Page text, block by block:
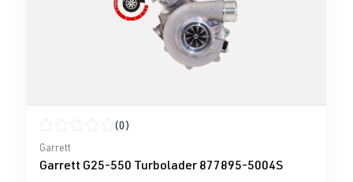
Durchschnittliche Bewertung von 0 von 5 Sternen
(0)
Garrett
Garrett G25-550 Turbolader 877895-5004S